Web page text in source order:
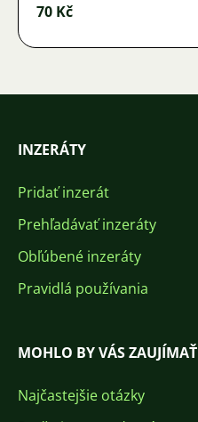
70 Kč
INZERÁTY
Pridať inzerát
Prehľadávať inzeráty
Obľúbené inzeráty
Pravidlá používania
MOHLO BY VÁS ZAUJÍMAŤ
Najčastejšie otázky